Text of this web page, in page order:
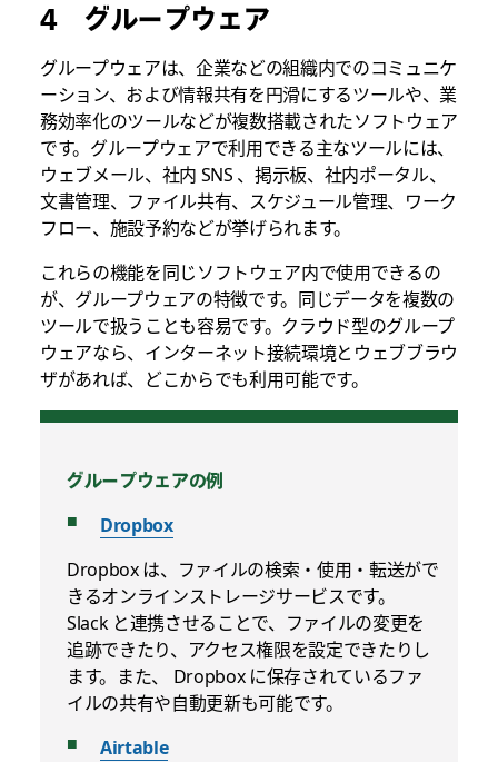
4 グループウェア
グループウェアは、企業などの組織内でのコミュニケ
ーション、および情報共有を円滑にするツールや、業
務効率化のツールなどが複数搭載されたソフトウェア
です。グループウェアで利用できる主なツールには、
ウェブメール、社内 SNS 、掲示板、社内ポータル、
文書管理、ファイル共有、スケジュール管理、ワーク
フロー、施設予約などが挙げられます。
これらの機能を同じソフトウェア内で使用できるの
が、グループウェアの特徴です。同じデータを複数の
ツールで扱うことも容易です。クラウド型のグループ
ウェアなら、インターネット接続環境とウェブブラウ
ザがあれば、どこからでも利用可能です。
グループウェアの例
Dropbox
Dropbox は、ファイルの検索・使用・転送がで
きるオンラインストレージサービスです。
Slack と連携させることで、ファイルの変更を
追跡できたり、アクセス権限を設定できたりし
ます。また、 Dropbox に保存されているファ
イルの共有や自動更新も可能です。
Airtable